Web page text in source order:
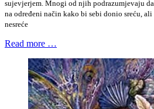
sujevjerjem. Mnogi od njih podrazumjevaju
na određeni način kako bi sebi donio sreću,
nesreće
Read more …